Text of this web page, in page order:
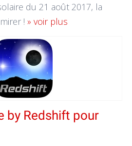
du 21 août 2017, la
! » voir plus
by Redshift pour